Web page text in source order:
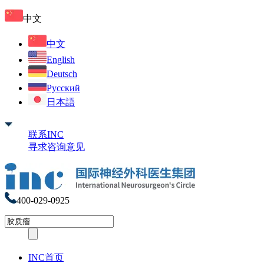
中文
中文
English
Deutsch
Русский
日本語
联系INC
寻求咨询意见
400-029-0925
INC首页